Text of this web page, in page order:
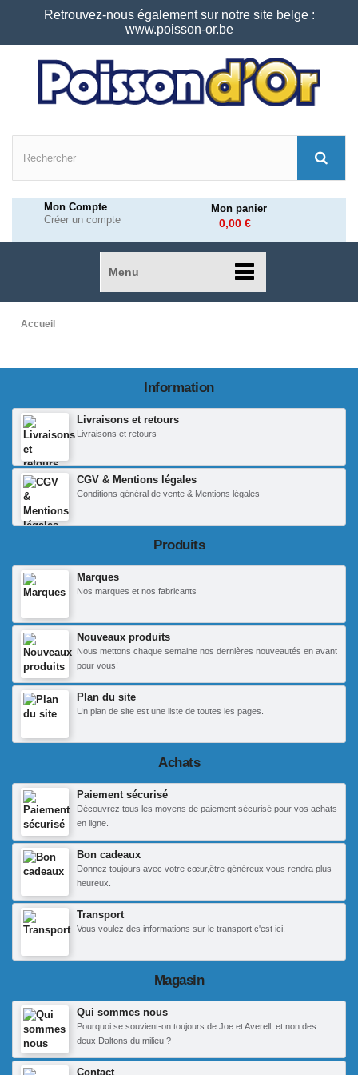
Retrouvez-nous également sur notre site belge :
www.poisson-or.be
Mon Compte
Créer un compte
Mon panier
0,00 €
Menu
Accueil
Information
Livraisons et retours
Livraisons et retours
CGV & Mentions légales
Conditions général de vente & Mentions légales
Produits
Marques
Nos marques et nos fabricants
Nouveaux produits
Nous mettons chaque semaine nos dernières nouveautés en avant
pour vous!
Plan du site
Un plan de site est une liste de toutes les pages.
Achats
Paiement sécurisé
Découvrez tous les moyens de paiement sécurisé pour vos achats
en ligne.
Bon cadeaux
Donnez toujours avec votre cœur,être généreux vous rendra plus
heureux.
Transport
Vous voulez des informations sur le transport c'est ici.
Magasin
Qui sommes nous
Pourquoi se souvient-on toujours de Joe et Averell, et non des
deux Daltons du milieu ?
Contact